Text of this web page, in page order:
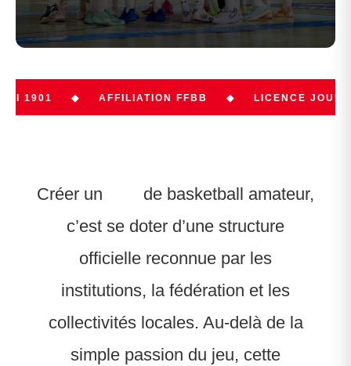
AFFILIATION FFBB ◆ LICENCE JOUEUR ◆
Créer un
de basketball amateur,
c’est se doter d’une structure
officielle reconnue par les
institutions, la fédération et les
collectivités locales. Au-delà de la
simple passion du jeu, cette